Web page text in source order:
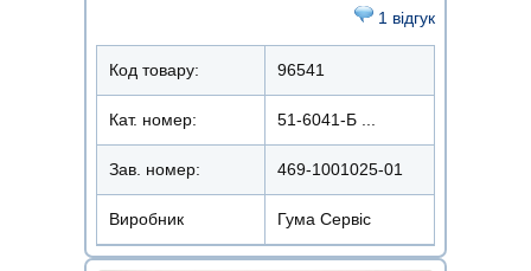
1 відгук
Код товару: 96541
Кат. номер: 51-6041-Б ...
Зав. номер: 469-1001025-01
Виробник Гума Сервіс